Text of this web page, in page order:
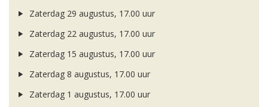
Zaterdag 29 augustus, 17.00 uur
Zaterdag 22 augustus, 17.00 uur
Zaterdag 15 augustus, 17.00 uur
Zaterdag 8 augustus, 17.00 uur
Zaterdag 1 augustus, 17.00 uur